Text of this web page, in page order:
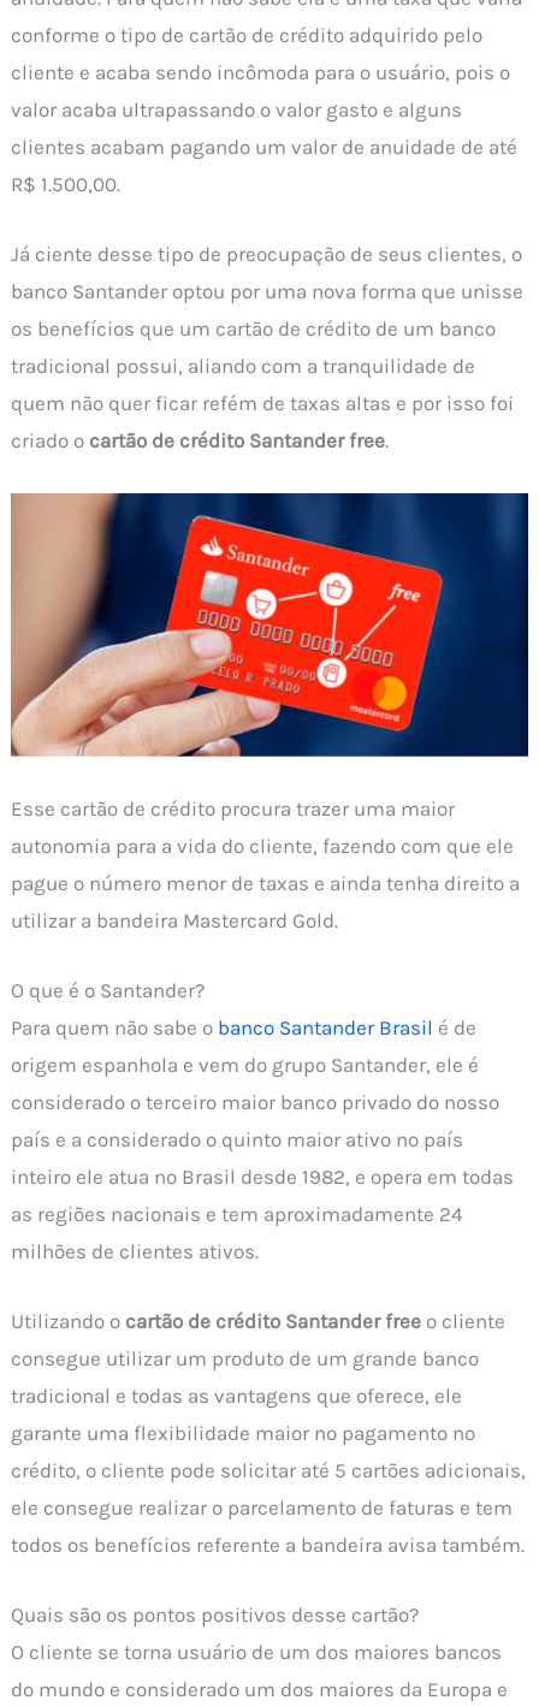
conforme o tipo de cartão de crédito adquirido pelo
cliente e acaba sendo incômoda para o usuário, pois o
valor acaba ultrapassando o valor gasto e alguns
clientes acabam pagando um valor de anuidade de até
R$ 1.500,00.
Já ciente desse tipo de preocupação de seus clientes, o
banco Santander optou por uma nova forma que unisse
os benefícios que um cartão de crédito de um banco
tradicional possui, aliando com a tranquilidade de
quem não quer ficar refém de taxas altas e por isso foi
criado o cartão de crédito Santander free.
Esse cartão de crédito procura trazer uma maior
autonomia para a vida do cliente, fazendo com que ele
pague o número menor de taxas e ainda tenha direito a
utilizar a bandeira Mastercard Gold.
O que é o Santander?
Para quem não sabe o banco Santander Brasil é de
origem espanhola e vem do grupo Santander, ele é
considerado o terceiro maior banco privado do nosso
país e a considerado o quinto maior ativo no país
inteiro ele atua no Brasil desde 1982, e opera em todas
as regiões nacionais e tem aproximadamente 24
milhões de clientes ativos.
Utilizando o cartão de crédito Santander free o cliente
consegue utilizar um produto de um grande banco
tradicional e todas as vantagens que oferece, ele
garante uma flexibilidade maior no pagamento no
crédito, o cliente pode solicitar até 5 cartões adicionais,
ele consegue realizar o parcelamento de faturas e tem
todos os benefícios referente a bandeira avisa também.
Quais são os pontos positivos desse cartão?
O cliente se torna usuário de um dos maiores bancos
do mundo e considerado um dos maiores da Europa e